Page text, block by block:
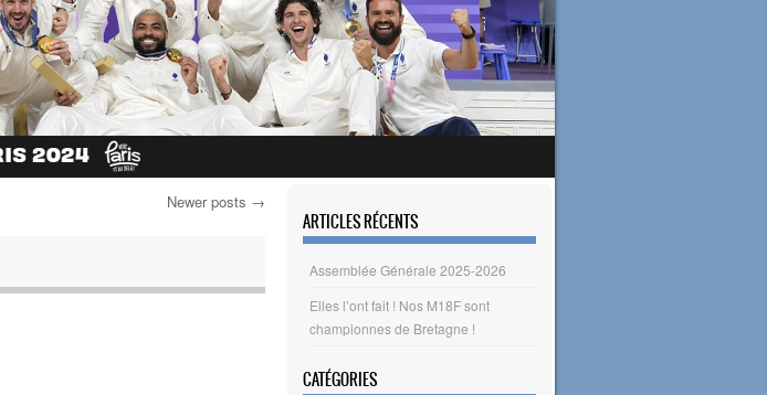
Newer posts →
ARTICLES RÉCENTS
Assemblée Générale 2025-2026
Elles l’ont fait ! Nos M18F sont
championnes de Bretagne !
CATÉGORIES